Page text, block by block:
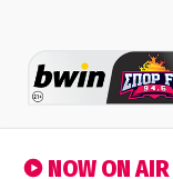
NOW ON AIR